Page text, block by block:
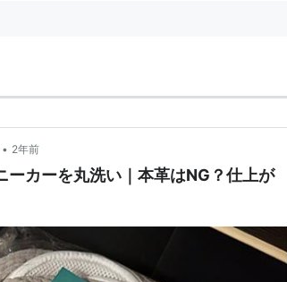
• 2年前
ーカーを丸洗い｜本革はNG？仕上が